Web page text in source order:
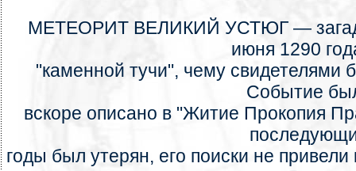
МЕТЕОРИТ ВЕЛИКИЙ УСТЮГ —
июня 1290
"каменной тучи", чему
Событие
вскоре описано в "Житие Прокопия
годы был утерян, его поиски не